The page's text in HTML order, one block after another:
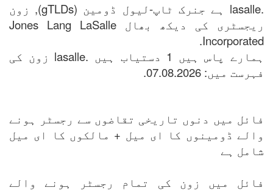
.lasalle ہے جنرک ٹاپ-لیول ڈومین (gTLDs), زون
ریجسٹری کی دیکھ بھال Jones Lang LaSalle
Incorporated.
ہمارے پاس ہیں 1 دستیاب ہیں .lasalle زون کی
فہرست میں: 07.08.2026.
فائل میں دنوں تاریخی تقاضوں سے رجسٹر ہونے
والے ڈومینوں کا ای میل + مالکوں کا ای میل
شامل ہے
فائل میں زون کی تمام رجسٹر ہونے والے